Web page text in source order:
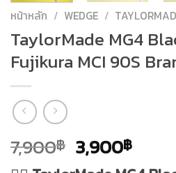
หน้าหลัก / WEDGE /
TaylorMade MG4
Fujikura MCI 90S
7,900฿ Original
price
3,900฿
price